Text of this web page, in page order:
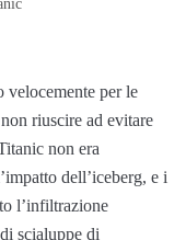
per le
riuscire ad evitare
non era
dell’iceberg, e i
l’infiltrazione
scialuppe di